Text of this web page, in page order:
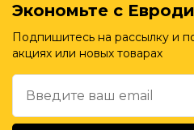
Экономьте с
Подпишитесь на рассылку и
акциях или новых товарах